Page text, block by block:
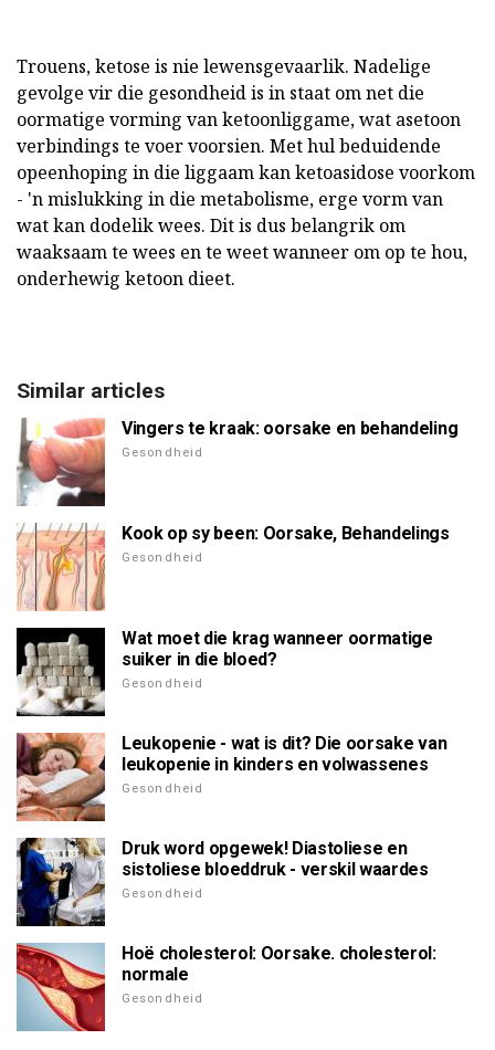
Trouens, ketose is nie lewensgevaarlik. Nadelige
gevolge vir die gesondheid is in staat om net die
oormatige vorming van ketoonliggame, wat asetoon
verbindings te voer voorsien. Met hul beduidende
opeenhoping in die liggaam kan ketoasidose voorkom
- 'n mislukking in die metabolisme, erge vorm van
wat kan dodelik wees. Dit is dus belangrik om
waaksaam te wees en te weet wanneer om op te hou,
onderhewig ketoon dieet.
Similar articles
Vingers te kraak: oorsake en behandeling
Gesondheid
Kook op sy been: Oorsake, Behandelings
Gesondheid
Wat moet die krag wanneer oormatige
suiker in die bloed?
Gesondheid
Leukopenie - wat is dit? Die oorsake van
leukopenie in kinders en volwassenes
Gesondheid
Druk word opgewek! Diastoliese en
sistoliese bloeddruk - verskil waardes
Gesondheid
Hoë cholesterol: Oorsake. cholesterol:
normale
Gesondheid